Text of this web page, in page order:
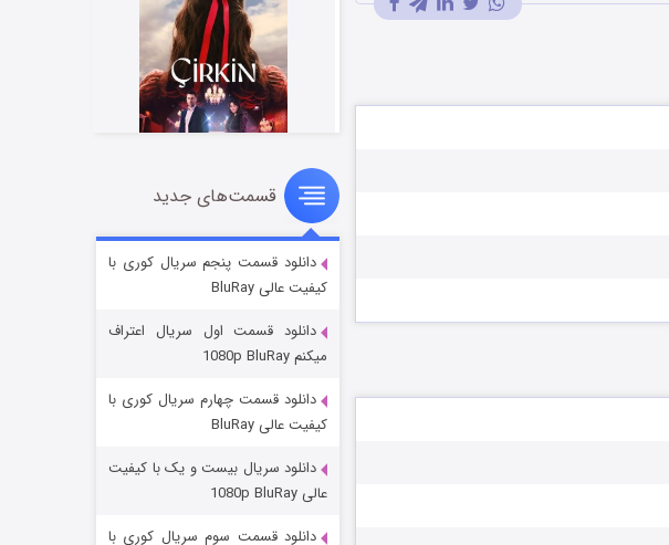
سریال زشت
قسمت۲ (زیرنویس) منتشر شد
مردگان متحرک: شهر مرده ۳
قسمت‌های جدید
دانلود قسمت پنجم سریال کوری با
کیفیت عالی BluRay
دانلود قسمت اول سریال اعتراف
میکنم 1080p BluRay
دانلود قسمت چهارم سریال کوری با
کیفیت عالی BluRay
دانلود سریال بیست و یک با کیفیت
عالی 1080p BluRay
دانلود قسمت سوم سریال کوری با